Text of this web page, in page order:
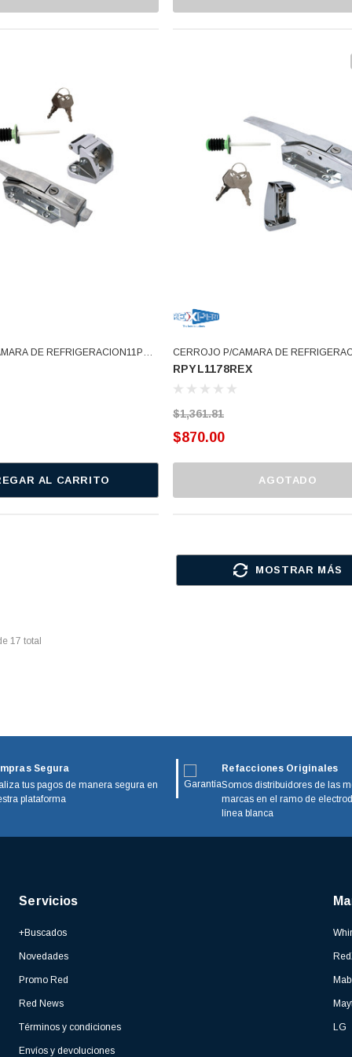
DE REFRIGERACION11P
CORTA YL-1178 RPYL400
(RPYL1178S)
AL CARRITO
CERROJO P/CAMARA DE
CONTRA ALTA C/LLAVE SEG INT 008 YL-
RPYL400R (RPYL1178REX)
RPYL1178REX
$1,361.81
$870.00
AGOTADO
MOSTRAR MÁS
17 total
Segura
tus pagos de manera segura en
plataforma
Refacciones Originales
Somos distribuidores de las
marcas en el ramo de
línea blanca
Servicios
+Buscados
Novedades
Promo Red
Red News
Términos y condiciones
Envíos y devoluciones
LG